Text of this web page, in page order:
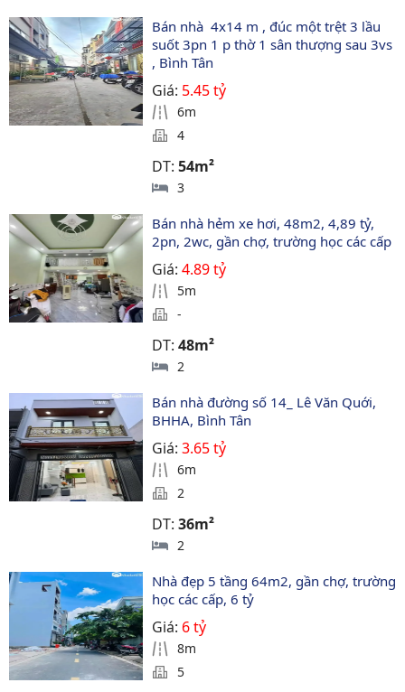
Bán nhà  4x14 m , đúc một trệt 3 lầu
suốt 3pn 1 p thờ 1 sân thượng sau 3vs
, Bình Tân
Giá: 5.45 tỷ
6m
4
DT:54m²
3
Bán nhà hẻm xe hơi, 48m2, 4,89 tỷ,
2pn, 2wc, gần chợ, trường học các cấp
Giá:4.89 tỷ
5m
-
DT:48m²
2
Bán nhà đường số 14_ Lê Văn Quới,
BHHA, Bình Tân
Giá:3.65 tỷ
6m
2
DT:36m²
2
Nhà đẹp 5 tầng 64m2, gần chợ, trường
học các cấp, 6 tỷ
Giá: 6 tỷ
8m
5